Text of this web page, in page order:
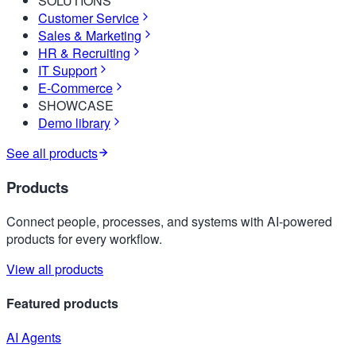
Customer Service
Sales & Marketing
HR & Recruiting
IT Support
E-Commerce
SHOWCASE
Demo library
See all products
Products
Connect people, processes, and systems with AI-powered
products for every workflow.
View all products
Featured products
AI Agents